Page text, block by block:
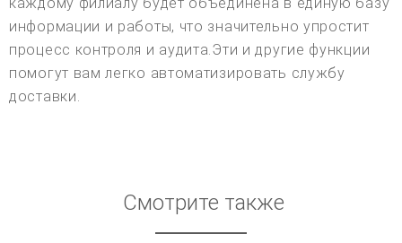
информации и работы, что значительно упростит
процесс контроля и аудита.Эти и другие функции
помогут вам легко автоматизировать службу
доставки.
Смотрите также